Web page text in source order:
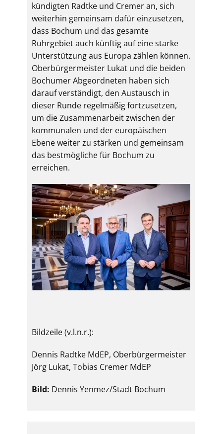
kündigten Radtke und Cremer an, sich
weiterhin gemeinsam dafür einzusetzen,
dass Bochum und das gesamte
Ruhrgebiet auch künftig auf eine starke
Unterstützung aus Europa zählen können.
Oberbürgermeister Lukat und die beiden
Bochumer Abgeordneten haben sich
darauf verständigt, den Austausch in
dieser Runde regelmäßig fortzusetzen,
um die Zusammenarbeit zwischen der
kommunalen und der europäischen
Ebene weiter zu stärken und gemeinsam
das bestmögliche für Bochum zu
erreichen.
Bildzeile (v.l.n.r.):
Dennis Radtke MdEP, Oberbürgermeister
Jörg Lukat, Tobias Cremer MdEP
Bild: Dennis Yenmez/Stadt Bochum